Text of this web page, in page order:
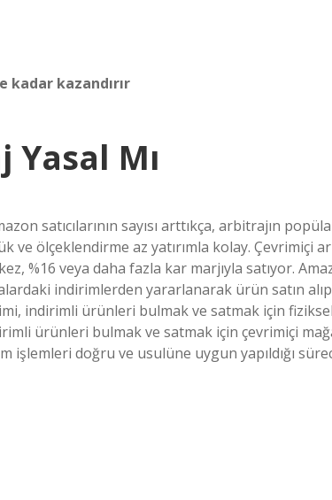
kadar kazandırır
Mı
satıcılarının sayısı arttıkça, arbitrajın
ve ölçeklendirme az yatırımla kolay. Çevrimiçi
%16 veya daha fazla kar marjıyla satıyor.
indirimlerden yararlanarak ürün satın
indirimli ürünleri bulmak ve satmak için
ürünleri bulmak ve satmak için çevrimiçi
işlemleri doğru ve usulüne uygun yapıldığı